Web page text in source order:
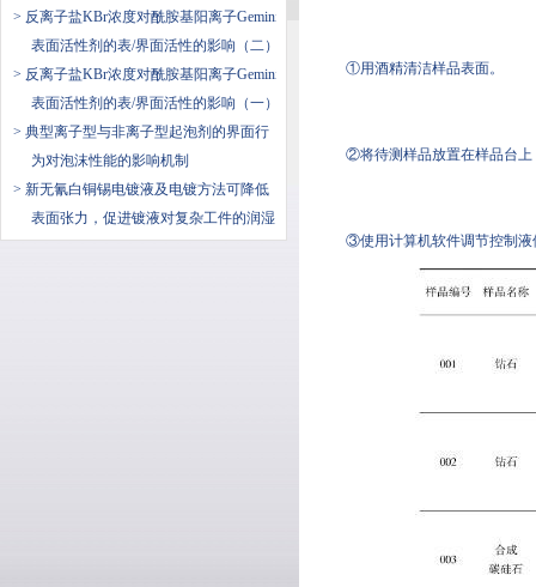
> 反离子盐KBr浓度对酰胺基阳离子Gemini
表面活性剂的表/界面活性的影响（二）
> 反离子盐KBr浓度对酰胺基阳离子Gemini
表面活性剂的表/界面活性的影响（一）
> 典型离子型与非离子型起泡剂的界面行
为对泡沫性能的影响机制
> 新无氰白铜锡电镀液及电镀方法可降低
表面张力，促进镀液对复杂工件的润湿
①用酒精清洁样品表面。
②将待测样品放置在样品台上
③使用计算机软件调节控制液体